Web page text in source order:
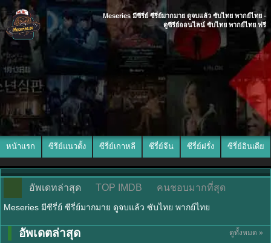
Meseries มีซีรี่ย์ ซีรี่ย์มากมาย ดูจบแล้ว ซับไทย พากย์ไทย -
ดูซีรีย์ออนไลน์ ซับไทย พากย์ไทย ฟรี
หน้าแรก ซีรีย์แนวตั้ง ซีรี่ย์เกาหลี ซีรี่ย์จีน ซีรี่ย์ฝรั่ง ซีรี่ย์อินเดีย
อัพเดทล่าสุด TOP IMDB คนชอบมากที่สุด
Meseries มีซีรี่ย์ ซีรี่ย์มากมาย ดูจบแล้ว ซับไทย พากย์ไทย
อัพเดตล่าสุด ดูทั้งหมด »
พากย์ไทย
พากย์ไทย/ซับ